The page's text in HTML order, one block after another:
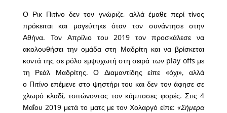
Ο Ρικ Πιτίνο δεν τον γνώριζε, αλλά έμαθε περί τίνος
πρόκειται και μαγεύτηκε όταν τον συνάντησε στην
Αθήνα. Τον Απρίλιο του 2019 τον προσκάλεσε να
ακολουθήσει την ομάδα στη Μαδρίτη και να βρίσκεται
κοντά της σε ρόλο εμψυχωτή στη σειρά των play offs με
τη Ρεάλ Μαδρίτης. Ο Διαμαντίδης είπε «όχι», αλλά
ο Πιτίνο επέμενε στο ψηστήρι του και δεν τον άφησε σε
χλωρό κλαδί, τσιτώνοντας τον κάμποσες φορές. Στις 4
Μαΐου 2019 μετά το ματς με τον Χολαργό είπε:«Σήμερα